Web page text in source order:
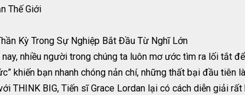
Thế Giới
Kỳ Trong Sự Nghiệp Bắt Đầu Từ Nghĩ Lớn
nhiều người trong chúng ta luôn mơ ước tìm ra lối tắt
khiến bạn nhanh chóng nản chí, những thất bại đầu
THINK BIG, Tiến sĩ Grace Lordan lại có cách diễn giải